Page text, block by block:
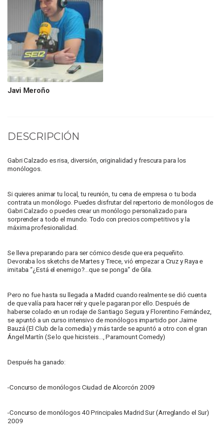
Javi Meroño
DESCRIPCIÓN
Gabri Calzado es risa, diversión, originalidad y frescura para los
monólogos.
Si quieres animar tu local, tu reunión, tu cena de empresa o tu boda
contrata un monólogo. Puedes disfrutar del repertorio de monólogos de
Gabri Calzado o puedes crear un monólogo personalizado para
sorprender a todo el mundo. Todo con precios competitivos y la
máxima profesionalidad.
Se lleva preparando para ser cómico desde que era pequeñito.
Devoraba los sketchs de Martes y Trece, vió empezar a Cruz y Raya e
imitaba “¿Está el enemigo?…que se ponga” de Gila.
Pero no fue hasta su llegada a Madrid cuando realmente se dió cuenta
de que valía para hacer reír y que le pagaran por ello. Después de
haberse colado en un rodaje de Santiago Segura y Florentino Fernández,
se apuntó a un curso intensivo de monólogos impartido por Jaime
Bauzá (El Club de la comedia) y más tarde se apuntó a otro con el gran
Ángel Martín (Se lo que hicisteis…, Paramount Comedy)
Después ha ganado:
-Concurso de monólogos Ciudad de Alcorcón 2009
-Concurso de monólogos 40 Principales Madrid Sur (Arreglando el Sur)
2009